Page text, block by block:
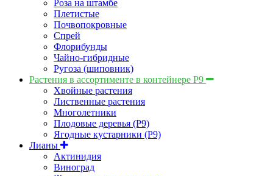
Роза на штамбе
Плетистые
Почвопокровные
Спрей
Флорибунды
Чайно-гибридные
Ругоза (шиповник)
Растения в ассортименте в контейнере P9
Хвойные растения
Лиственные растения
Многолетники
Плодовые деревья (Р9)
Ягодные кустарники (Р9)
Лианы
Актинидия
Виноград